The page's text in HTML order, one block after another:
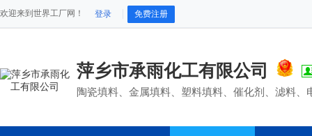
欢迎来到世界工厂网！ 登录 免费注册
萍乡市承雨化工有限公司
陶瓷填料、金属填料、塑料填料、催化剂、滤料